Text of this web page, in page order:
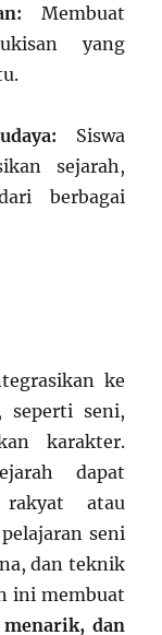
Membuat
yang
Siswa
sejarah,
berbagai
ke
seperti seni,
karakter.
dapat
atau
seni
dan teknik
ini membuat
dan